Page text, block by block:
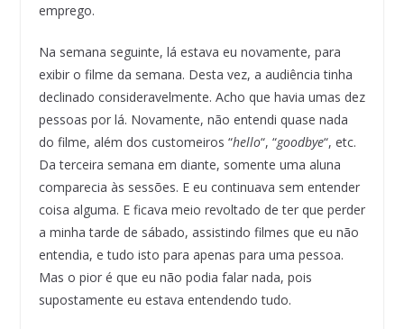
emprego.
Na semana seguinte, lá estava eu novamente, para
exibir o filme da semana. Desta vez, a audiência tinha
declinado consideravelmente. Acho que havia umas dez
pessoas por lá. Novamente, não entendi quase nada
do filme, além dos customeiros “hello“, “goodbye“, etc.
Da terceira semana em diante, somente uma aluna
comparecia às sessões. E eu continuava sem entender
coisa alguma. E ficava meio revoltado de ter que perder
a minha tarde de sábado, assistindo filmes que eu não
entendia, e tudo isto para apenas para uma pessoa.
Mas o pior é que eu não podia falar nada, pois
supostamente eu estava entendendo tudo.